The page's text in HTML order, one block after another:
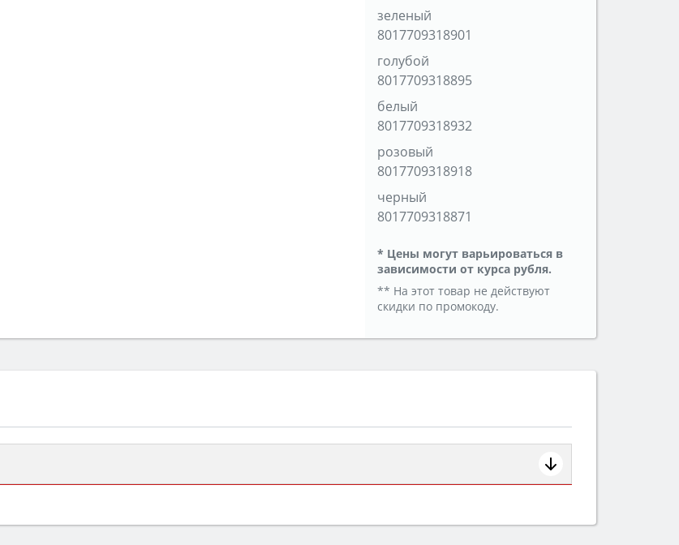
зеленый
8017709318901
голубой
8017709318895
белый
8017709318932
розовый
8017709318918
черный
8017709318871
* Цены могут варьироваться в
зависимости от курса рубля.
** На этот товар не действуют
скидки по промокоду.
функции (конвекция, гриль, самоочистка, защита от детей).